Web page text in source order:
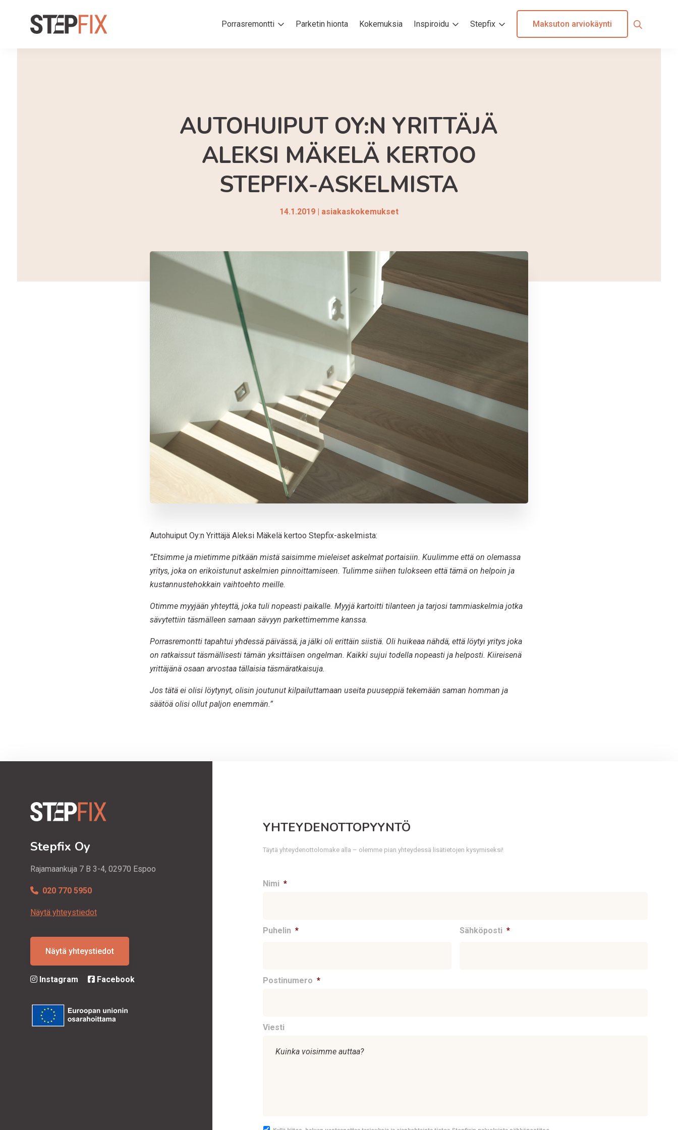
Porrasremontti Parketin hionta Kokemuksia Inspiroidu Stepfix Maksuton arviokäynti
AUTOHUIPUT OY:N YRITTÄJÄ
ALEKSI MÄKELÄ KERTOO
STEPFIX-ASKELMISTA
14.1.2019| asiakaskokemukset
Autohuiput Oy:n Yrittäjä Aleksi Mäkelä kertoo Stepfix-askelmista:
”Etsimme ja mietimme pitkään mistä saisimme mieleiset askelmat portaisiin. Kuulimme että on olemassa
yritys, joka on erikoistunut askelmien pinnoittamiseen. Tulimme siihen tulokseen että tämä on helpoin ja
kustannustehokkain vaihtoehto meille.
Otimme myyjään yhteyttä, joka tuli nopeasti paikalle. Myyjä kartoitti tilanteen ja tarjosi tammiaskelmia jotka
sävytettiin täsmälleen samaan sävyyn parkettimemme kanssa.
Porrasremontti tapahtui yhdessä päivässä, ja jälki oli erittäin siistiä. Oli huikeaa nähdä, että löytyi yritys joka
on ratkaissut täsmällisesti tämän yksittäisen ongelman. Kaikki sujui todella nopeasti ja helposti. Kiireisenä
yrittäjänä osaan arvostaa tällaisia täsmäratkaisuja.
Jos tätä ei olisi löytynyt, olisin joutunut kilpailuttamaan useita puuseppiä tekemään saman homman ja
säätöä olisi ollut paljon enemmän.”
Stepfix Oy
Rajamaankuja 7 B 3-4, 02970 Espoo
020 770 5950
Näytä yhteystiedot
Näytä yhteystiedot
Instagram Facebook
YHTEYDENOTTOPYYNTÖ
Täytä yhteydenottolomake alla – olemme pian yhteydessä lisätietojen kysymiseksi!
Nimi *
Puhelin * Sähköposti *
Postinumero *
Viesti